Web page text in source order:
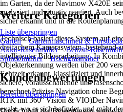
im Garten, da der Navimow X420E
analysiert und situativ reagiert. Auch
sicher erkannt und in die
Technisch basiert dieses System auf
dreifachem Kamerasystem, bestehend
intelligenter Bildverarbeitung. In
Objekterkennung werden über 200
Echtzeit erkannt, klassifiziert und
sichere, vorausschauende und
berechnet.Präzise Navigation ohne
RTK mit 360° Vision & VIO)Der
exakt, wo er sich befindet, und mäht
Weitere Kategorien
Liste überspringen
Garten
Gartenmaschinen &
Akku-Rasenmäher
Benzin-
Spindelmäher
Hochgrasmäher
Kundenbewertungen
Bereich überspringen